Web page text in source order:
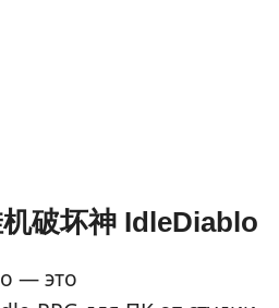
破坏神 IdleDiablo
— это